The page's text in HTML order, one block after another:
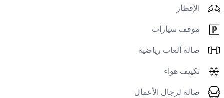
الإفطار
موقف سيارات
صالة ألعاب رياضية
تكييف هواء
صالة لرجال الأعمال